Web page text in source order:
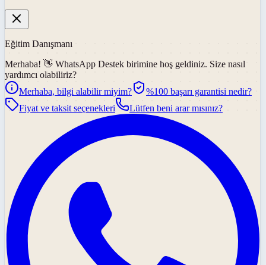
Eğitim Danışmanı
Merhaba! 👋 WhatsApp Destek birimine hoş geldiniz. Size nasıl
yardımcı olabiliriz?
Merhaba, bilgi alabilir miyim?
%100 başarı garantisi nedir?
Fiyat ve taksit seçenekleri
Lütfen beni arar mısınız?